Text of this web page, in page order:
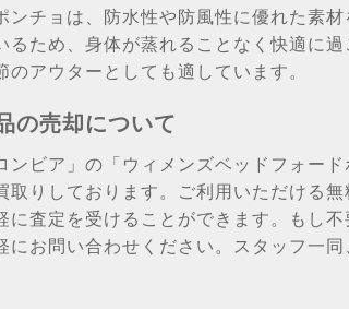
ンチョは、防水性や防風性に優れた素
るため、身体が蒸れることなく快適に
アウターとしても適しています。
の売却について
ンビア」の「ウィメンズベッドフォー
取りしております。ご利用いただける
に査定を受けることができます。もし
にお問い合わせください。スタッフ一